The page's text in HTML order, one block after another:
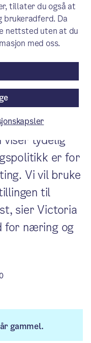
en av
smarte og
har truffet
og store
store
viser tydelig
er for
Vi vil bruke
til
sier Victoria
for næring og
gammel.
tillater du også at
brukeradferd. Da
nettsted uten at du
med oss.